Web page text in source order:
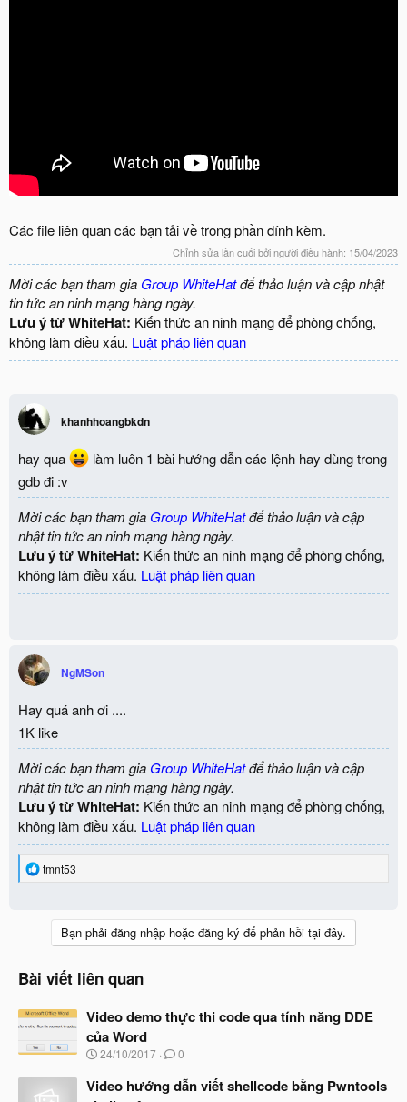
Các file liên quan các bạn tải về trong phần đính kèm.
Chỉnh sửa lần cuối bởi người điều hành: 15/04/2023
Mời các bạn tham gia Group WhiteHatđể thảo luận và cập nhật
tin tức an ninh mạng hàng ngày.
Lưu ý từ WhiteHat: Kiến thức an ninh mạng để phòng chống,
không làm điều xấu. Luật pháp liên quan
khanhhoangbkdn
hay qua
làm luôn 1 bài hướng dẫn các lệnh hay dùng trong
gdb đi :v
Mời các bạn tham gia Group WhiteHatđể thảo luận và cập
nhật tin tức an ninh mạng hàng ngày.
Lưu ý từ WhiteHat: Kiến thức an ninh mạng để phòng chống,
không làm điều xấu. Luật pháp liên quan
NgMSon
Hay quá anh ơi ....
1K like
Mời các bạn tham gia Group WhiteHatđể thảo luận và cập
nhật tin tức an ninh mạng hàng ngày.
Lưu ý từ WhiteHat: Kiến thức an ninh mạng để phòng chống,
không làm điều xấu. Luật pháp liên quan
R
tmnt53
Bạn phải đăng nhập hoặc đăng ký để phản hồi tại đây.
Bài viết liên quan
Video demo thực thi code qua tính năng DDE
của Word
N
à
y
24/10/2017 0
Video hướng dẫn viết shellcode bằng Pwntools